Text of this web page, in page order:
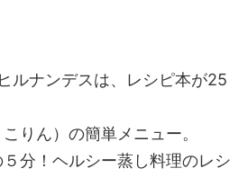
ルナンデスは、レシピ本が25
りん）の簡単メニュー。
分！ヘルシー蒸し料理のレシ